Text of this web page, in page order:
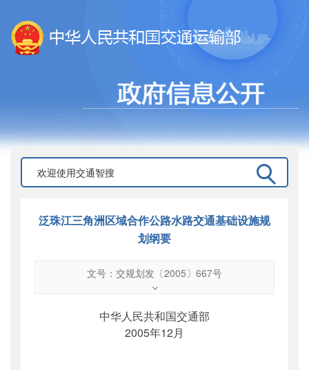
泛珠江三角洲区域合作公路水路交通基础设施规
划纲要
文号：交规划发〔2005〕667号
交规划发〔2005〕667号
2005年12月30日
规划纲要
中华人民共和国交通部
2005年12月